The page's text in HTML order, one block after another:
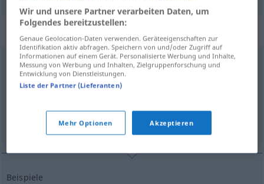
„gjuta“ : Partikelverb
gjuta [˅jʉːta] v/p <4>
Übersicht aller Übersetzungen
angießen
Beispiele
Wir und unsere Partner verarbeiten Daten, um
Folgendes bereitzustellen:
Genaue Geolocation-Daten verwenden. Geräteeigenschaften zur
Identifikation aktiv abfragen. Speichern von und/oder Zugriff auf
Informationen auf einem Gerät. Personalisierte Werbung und Inhalte,
Messung von Werbung und Inhalten, Zielgruppenforschung und
Entwicklung von Dienstleistungen.
Liste der Partner (Lieferanten)
Mehr Optionen Akzeptieren